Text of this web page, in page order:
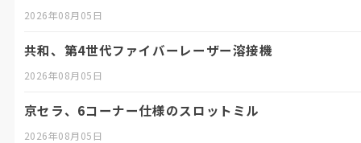
2026年08月05日
共和、第4世代ファイバーレーザー溶接機
2026年08月05日
京セラ、6コーナー仕様のスロットミル
2026年08月05日